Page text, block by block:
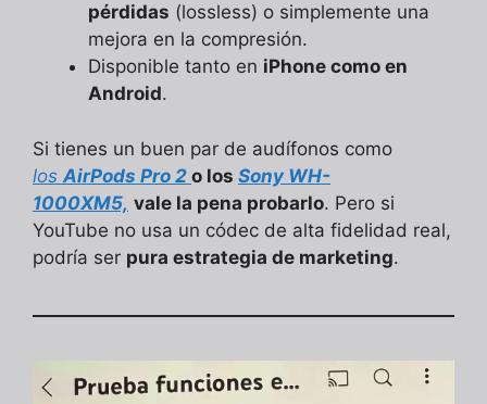
pérdidas (lossless) o simplemente una
mejora en la compresión.
Disponible tanto en iPhone como en
Android.
Si tienes un buen par de audífonos como
los AirPods Pro 2 o los Sony WH-
1000XM5, vale la pena probarlo. Pero si
YouTube no usa un códec de alta fidelidad real,
podría ser pura estrategia de marketing.